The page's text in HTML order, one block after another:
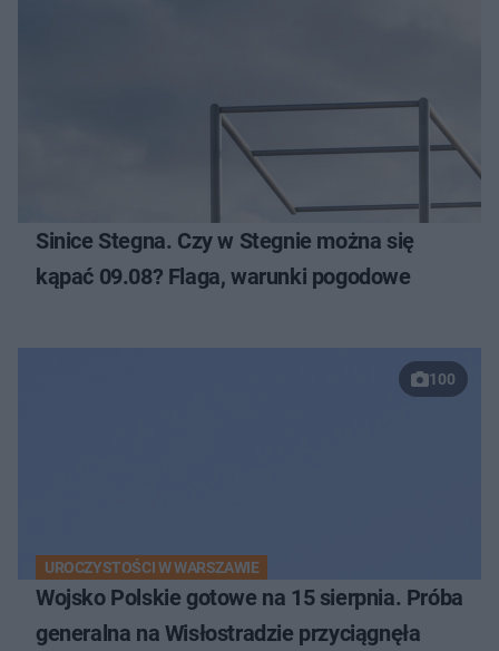
Sinice Stegna. Czy w Stegnie można się
kąpać 09.08? Flaga, warunki pogodowe
100
UROCZYSTOŚCI W WARSZAWIE
Wojsko Polskie gotowe na 15 sierpnia. Próba
generalna na Wisłostradzie przyciągnęła